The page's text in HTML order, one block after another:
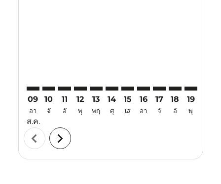
09
อา
ส.ค.
10
จั
11
อั
12
พุ
13
พฤ
14
ศุ
15
เส
16
อา
17
จั
18
อั
19
พุ
chevron_left chevron_right